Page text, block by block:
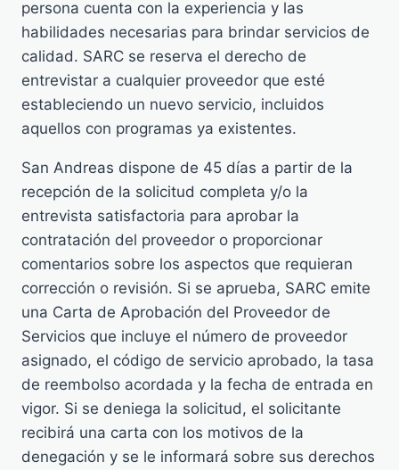
persona cuenta con la experiencia y las
habilidades necesarias para brindar servicios de
calidad. SARC se reserva el derecho de
entrevistar a cualquier proveedor que esté
estableciendo un nuevo servicio, incluidos
aquellos con programas ya existentes.
San Andreas dispone de 45 días a partir de la
recepción de la solicitud completa y/o la
entrevista satisfactoria para aprobar la
contratación del proveedor o proporcionar
comentarios sobre los aspectos que requieran
corrección o revisión. Si se aprueba, SARC emite
una Carta de Aprobación del Proveedor de
Servicios que incluye el número de proveedor
asignado, el código de servicio aprobado, la tasa
de reembolso acordada y la fecha de entrada en
vigor. Si se deniega la solicitud, el solicitante
recibirá una carta con los motivos de la
denegación y se le informará sobre sus derechos